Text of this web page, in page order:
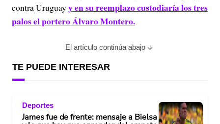
contra Uruguayy en su reemplazo custodiaría los tres
palos el portero Álvaro Montero.
El artículo continúa abajo
TE PUEDE INTERESAR
Deportes
James fue de frente: mensaje a Bielsa